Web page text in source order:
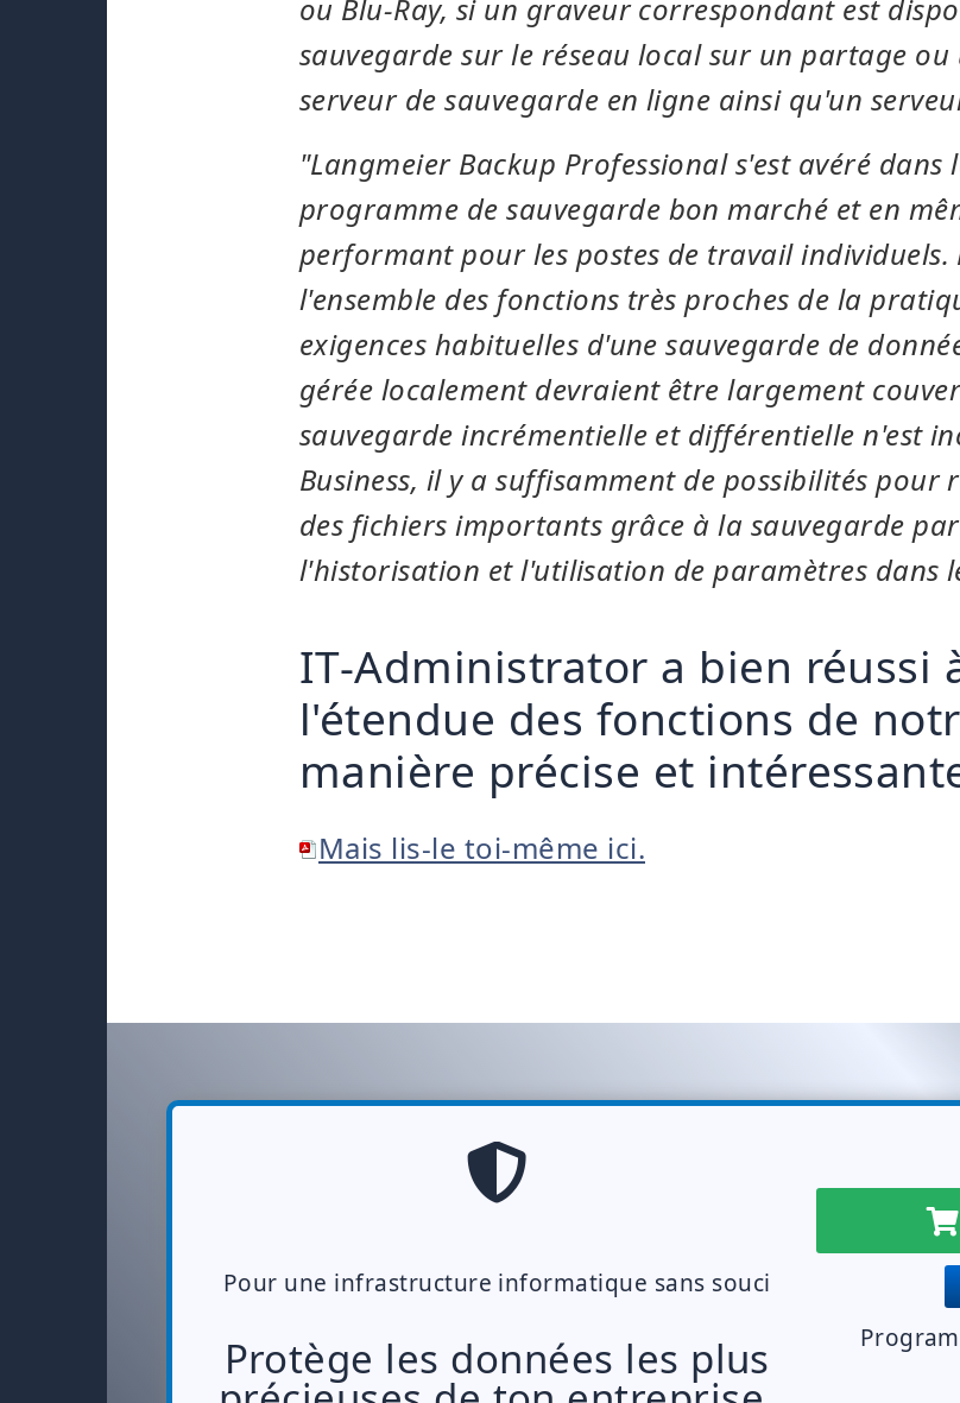
ou Blu-Ray, si un graveur correspondant est
sauvegarde sur le réseau local sur un partage ou
serveur de sauvegarde en ligne ainsi qu'un
"Langmeier Backup Professional s'est avéré dans
programme de sauvegarde bon marché et en
performant pour les postes de travail individuels.
l'ensemble des fonctions très proches de la
exigences habituelles d'une sauvegarde de
gérée localement devraient être largement
sauvegarde incrémentielle et différentielle n'est
Business, il y a suffisamment de possibilités pour
des fichiers importants grâce à la sauvegarde
l'historisation et l'utilisation de paramètres dans
IT-Administrator a bien réussi
l'étendue des fonctions de
manière précise et
Mais lis-le toi-même ici.
Pour une infrastructure informatique sans souci
Protège les données les plus